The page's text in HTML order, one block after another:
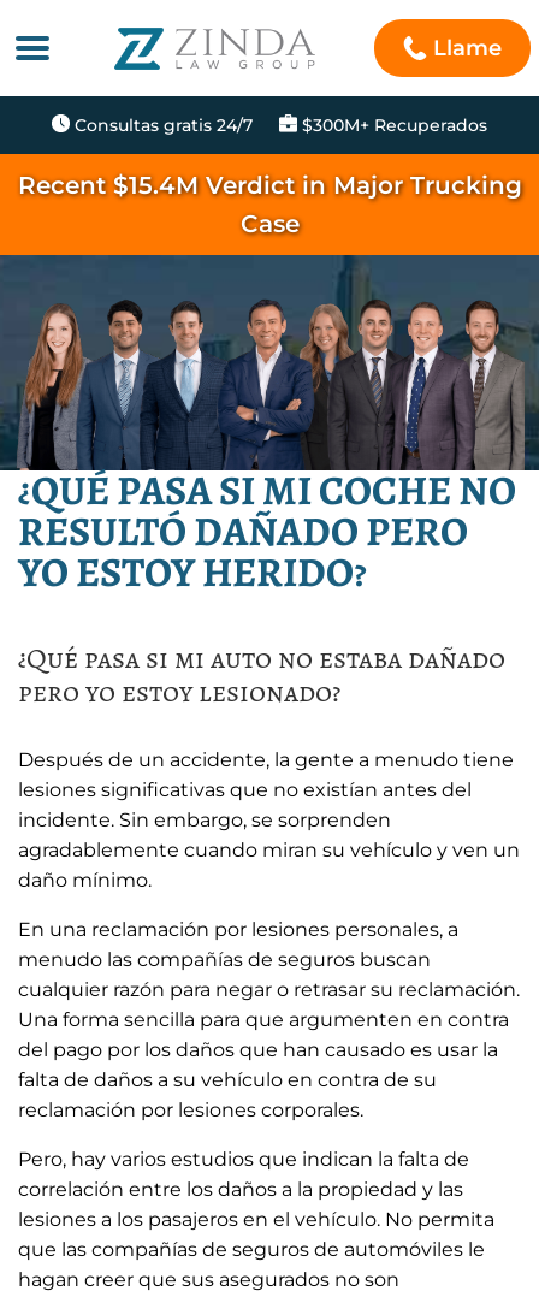
Llame
Consultas gratis 24/7 $300M+ Recuperados
Recent $15.4M Verdict in Major Trucking
Case
¿QUÉ PASA SI MI COCHE NO
RESULTÓ DAÑADO PERO
YO ESTOY HERIDO?
¿Qué pasa si mi auto no estaba dañado
pero yo estoy lesionado?
Después de un accidente, la gente a menudo tiene
lesiones significativas que no existían antes del
incidente. Sin embargo, se sorprenden
agradablemente cuando miran su vehículo y ven un
daño mínimo.
En una reclamación por lesiones personales, a
menudo las compañías de seguros buscan
cualquier razón para negar o retrasar su reclamación.
Una forma sencilla para que argumenten en contra
del pago por los daños que han causado es usar la
falta de daños a su vehículo en contra de su
reclamación por lesiones corporales.
Pero, hay varios estudios que indican la falta de
correlación entre los daños a la propiedad y las
lesiones a los pasajeros en el vehículo. No permita
que las compañías de seguros de automóviles le
hagan creer que sus asegurados no son